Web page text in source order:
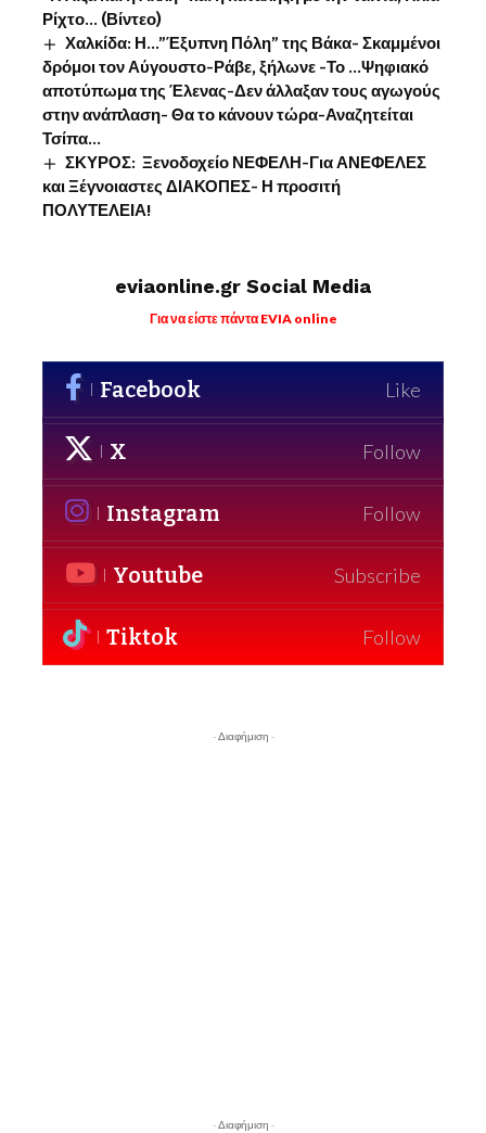
Ρίχτο… (Βίντεο)
Χαλκίδα: Η…”Έξυπνη Πόλη” της Βάκα- Σκαμμένοι
δρόμοι τον Αύγουστο-Ράβε, ξήλωνε -Το …Ψηφιακό
αποτύπωμα της Έλενας-Δεν άλλαξαν τους αγωγούς
στην ανάπλαση- Θα το κάνουν τώρα-Αναζητείται
Τσίπα…
ΣΚΥΡΟΣ: Ξενοδοχείο ΝΕΦΕΛΗ-Για ΑΝΕΦΕΛΕΣ
και Ξέγνοιαστες ΔΙΑΚΟΠΕΣ- Η προσιτή
ΠΟΛΥΤΕΛΕΙΑ!
eviaonline.gr Social Media
Για να είστε πάντα EVIA online
Facebook Like
X Follow
Instagram Follow
Youtube Subscribe
Tiktok Follow
- Διαφήμιση -
- Διαφήμιση -